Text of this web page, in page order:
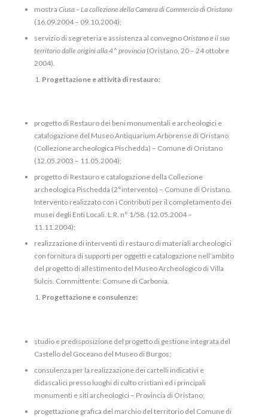
mostra Ciusa –La collezione della Camera di Commercio di Oristano
(16.09.2004 – 09.10.2004);
servizio di segreteria e assistenza al convegnoOristano e il suo
territorio dalleorigini alla 4^ provincia (Oristano, 20 – 24 ottobre
2004).
Progettazione e attività di restauro:
progetto di Restauro dei beni monumentali e archeologici e
catalogazione del Museo Antiquarium Arborense di Oristano
(Collezione archeologica Pischedda) – Comune di Oristano
(12.05.2003 – 11.05.2004);
progetto di Restauro e catalogazione della Collezione
archeologica Pischedda (2°intervento) – Comune di Oristano.
Intervento realizzato con i Contributi per il completamento dei
musei degli Enti Locali. L.R. n° 1/58. (12.05.2004 –
11.11.2004);
realizzazione di interventi di restauro di materiali archeologici
con fornitura di supporti per oggetti e catalogazione nell’ambito
del progetto di allestimento del Museo Archeologico di Villa
Sulcis. Committente: Comune di Carbonia.
Progettazione e consulenze:
studio e predisposizione del progetto di gestione integrata del
Castello del Goceano del Museo di Burgos;
consulenza per la realizzazione dei cartelli indicativi e
didascalici presso luoghi di culto cristiani ed i principali
monumenti e siti archeologici – Provincia di Oristano;
progettazione grafica del marchio del territorio del Comune di